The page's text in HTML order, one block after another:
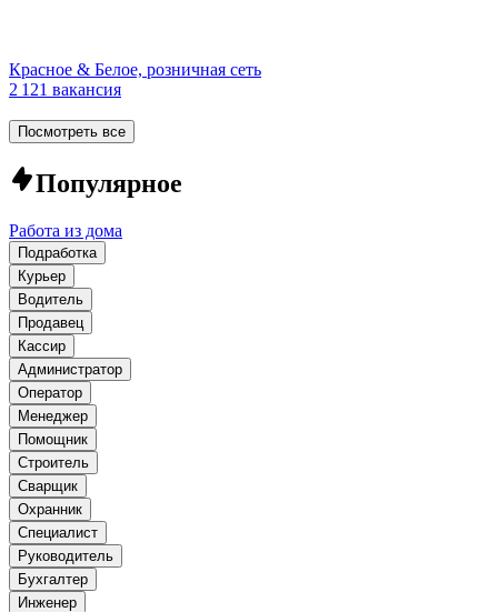
Красное & Белое, розничная сеть
2 121 вакансия
Посмотреть все
Популярное
Работа из дома
Подработка
Курьер
Водитель
Продавец
Кассир
Администратор
Оператор
Менеджер
Помощник
Строитель
Сварщик
Охранник
Специалист
Руководитель
Бухгалтер
Инженер